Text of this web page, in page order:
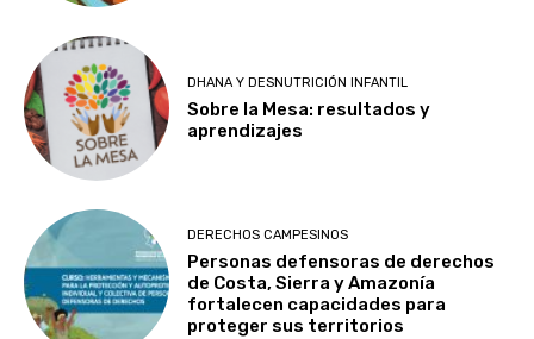
DHANA Y DESNUTRICIÓN INFANTIL
Sobre la Mesa: resultados y
aprendizajes
DERECHOS CAMPESINOS
Personas defensoras de derechos
de Costa, Sierra y Amazonía
fortalecen capacidades para
proteger sus territorios